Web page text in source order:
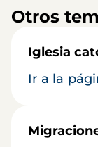
Otros
Iglesia
Ir a la